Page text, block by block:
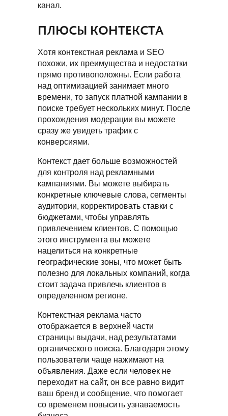
канал.
ПЛЮСЫ КОНТЕКСТА
Хотя контекстная реклама и SEO
похожи, их преимущества и недостатки
прямо противоположны. Если работа
над оптимизацией занимает много
времени, то запуск платной кампании в
поиске требует нескольких минут. После
прохождения модерации вы можете
сразу же увидеть трафик с
конверсиями.
Контекст дает больше возможностей
для контроля над рекламными
кампаниями. Вы можете выбирать
конкретные ключевые слова, сегменты
аудитории, корректировать ставки с
бюджетами, чтобы управлять
привлечением клиентов. С помощью
этого инструмента вы можете
нацелиться на конкретные
географические зоны, что может быть
полезно для локальных компаний, когда
стоит задача привлечь клиентов в
определенном регионе.
Контекстная реклама часто
отображается в верхней части
страницы выдачи, над результатами
органического поиска. Благодаря этому
пользователи чаще нажимают на
объявления. Даже если человек не
переходит на сайт, он все равно видит
ваш бренд и сообщение, что помогает
со временем повысить узнаваемость